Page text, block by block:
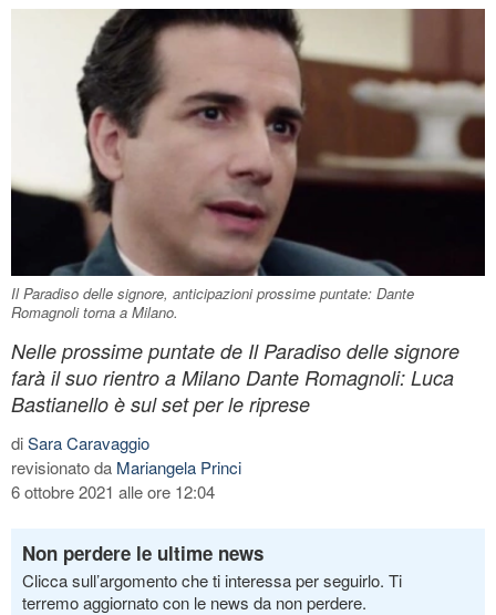
Il Paradiso delle signore, anticipazioni prossime puntate: Dante
Romagnoli torna a Milano.
Nelle prossime puntate de Il Paradiso delle signore
farà il suo rientro a Milano Dante Romagnoli: Luca
Bastianello è sul set per le riprese
diSara Caravaggio
revisionato da Mariangela Princi
6 ottobre 2021 alle ore 12:04
Non perdere le ultime news
Clicca sull’argomento che ti interessa per seguirlo. Ti
terremo aggiornato con le news da non perdere.